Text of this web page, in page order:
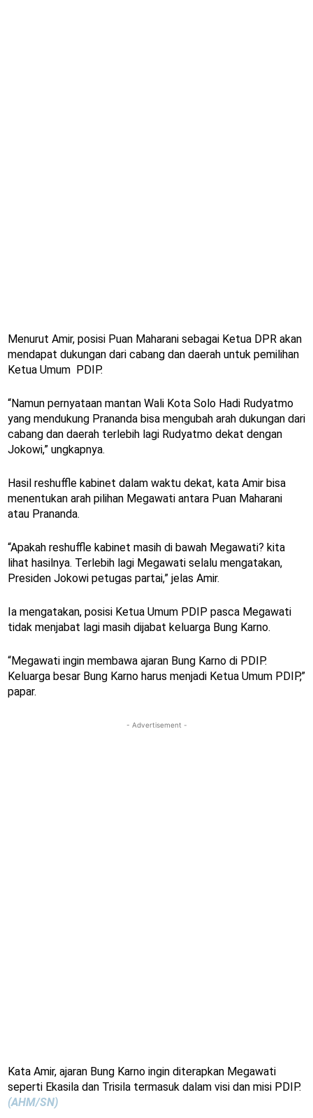
Menurut Amir, posisi Puan Maharani sebagai Ketua DPR akan
mendapat dukungan dari cabang dan daerah untuk pemilihan
Ketua Umum PDIP.
“Namun pernyataan mantan Wali Kota Solo Hadi Rudyatmo
yang mendukung Prananda bisa mengubah arah dukungan dari
cabang dan daerah terlebih lagi Rudyatmo dekat dengan
Jokowi,” ungkapnya.
Hasil reshuffle kabinet dalam waktu dekat, kata Amir bisa
menentukan arah pilihan Megawati antara Puan Maharani
atau Prananda.
“Apakah reshuffle kabinet masih di bawah Megawati? kita
lihat hasilnya. Terlebih lagi Megawati selalu mengatakan,
Presiden Jokowi petugas partai,” jelas Amir.
Ia mengatakan, posisi Ketua Umum PDIP pasca Megawati
tidak menjabat lagi masih dijabat keluarga Bung Karno.
“Megawati ingin membawa ajaran Bung Karno di PDIP.
Keluarga besar Bung Karno harus menjadi Ketua Umum PDIP,”
papar.
- Advertisement -
Kata Amir, ajaran Bung Karno ingin diterapkan Megawati
seperti Ekasila dan Trisila termasuk dalam visi dan misi PDIP.
(AHM/SN)